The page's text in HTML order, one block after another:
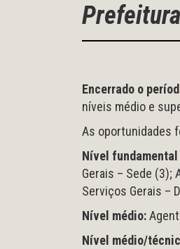
Encerrado o
níveis médio e
As oportunidades
Nível
Gerais – Sede (3);
Serviços Gerais –
Nível médio:
Nível médio/